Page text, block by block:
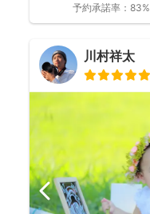
予約承諾率： 83%
川村祥太